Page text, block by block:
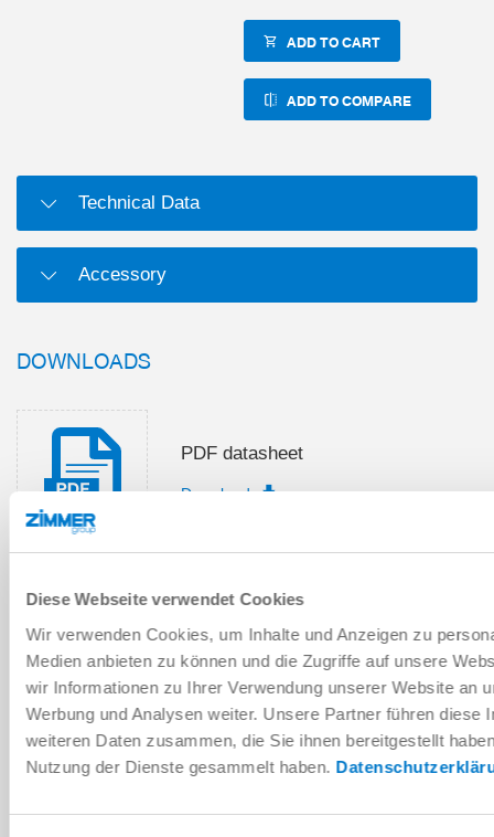
Diese Webseite verwendet Cookies
Wir verwenden Cookies, um Inhalte und Anzeigen zu
Medien anbieten zu können und die Zugriffe auf unsere
wir Informationen zu Ihrer Verwendung unserer Website an
Werbung und Analysen weiter. Unsere Partner führen diese
weiteren Daten zusammen, die Sie ihnen bereitgestellt
Nutzung der Dienste gesammelt haben.
ADD TO CART
ADD TO COMPARE
Technical Data
Accessory
DOWNLOADS
PDF datasheet
Download
instructions
Download
Download CAD data